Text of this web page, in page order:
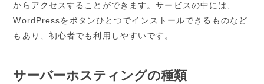
からアクセスすることができます。サービスの中には、
WordPressをボタンひとつでインストールできるものなど
もあり、初心者でも利用しやすいです。
サーバーホスティングの種類